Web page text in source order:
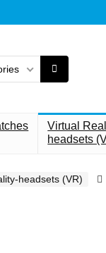
Virtual
headsets
headsets (VR)